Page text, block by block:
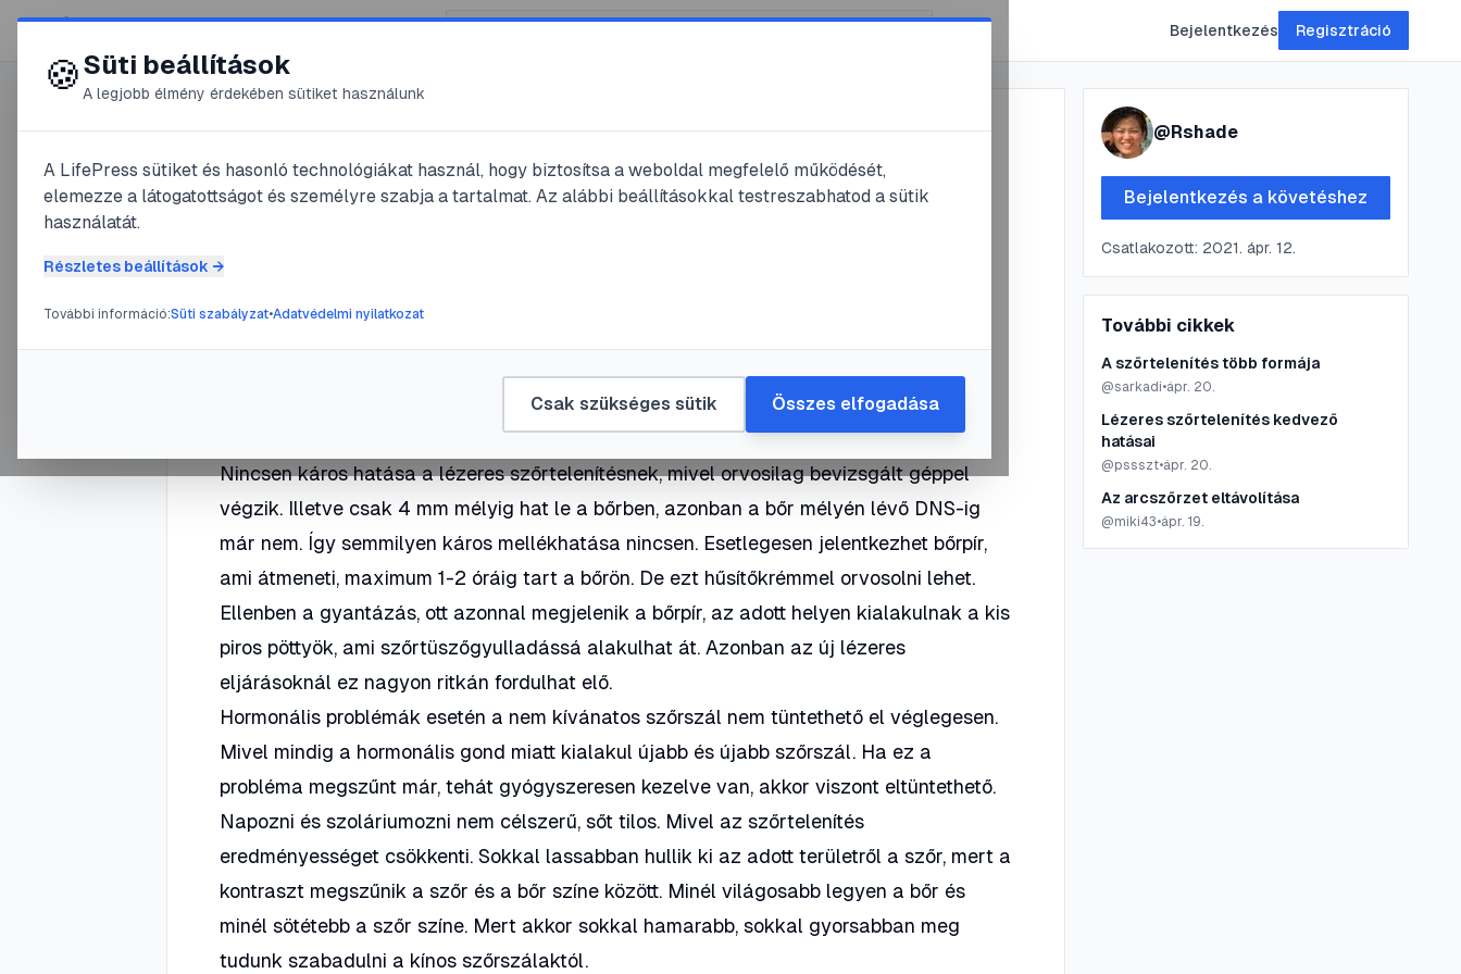
😍 LifePress Bejelentkezés Regisztráció
2021. április 12.·3perc olvasás
Szőrtelenítés
Nincsen káros hatása a lézeres szőrtelenítésnek, mivel orvosilag bevizsgált géppel
végzik. Illetve csak 4 mm mélyig hat le a bőrben, azonban a bőr mélyén lévő DNS-ig
már nem. Így semmilyen káros mellékhatása nincsen. Esetlegesen jelentkezhet bőrpír,
ami átmeneti, maximum 1-2 óráig tart a bőrön. De ezt hűsítőkrémmel orvosolni lehet.
Ellenben a gyantázás, ott azonnal megjelenik a bőrpír, az adott helyen kialakulnak a kis
piros pöttyök, ami szőrtüszőgyulladássá alakulhat át. Azonban az új lézeres
eljárásoknál ez nagyon ritkán fordulhat elő.
Hormonális problémák esetén a nem kívánatos szőrszál nem tüntethető el véglegesen.
Mivel mindig a hormonális gond miatt kialakul újabb és újabb szőrszál. Ha ez a
probléma megszűnt már, tehát gyógyszeresen kezelve van, akkor viszont eltüntethető.
Napozni és szoláriumozni nem célszerű, sőt tilos. Mivel az szőrtelenítés
eredményességet csökkenti. Sokkal lassabban hullik ki az adott területről a szőr, mert a
kontraszt megszűnik a szőr és a bőr színe között. Minél világosabb legyen a bőr és
minél sötétebb a szőr színe. Mert akkor sokkal hamarabb, sokkal gyorsabban meg
tudunk szabadulni a kínos szőrszálaktól.
@Rshade
Bejelentkezés a követéshez
Csatlakozott: 2021. ápr. 12.
További cikkek
A szőrtelenítés több formája
@sarkadi•ápr. 20.
Lézeres szőrtelenítés kedvező
hatásai
@pssszt•ápr. 20.
Az arcszőrzet eltávolítása
@miki43•ápr. 19.
🍪Süti beállítások
A legjobb élmény érdekében sütiket használunk
A LifePress sütiket és hasonló technológiákat használ, hogy biztosítsa a weboldal megfelelő működését,
elemezze a látogatottságot és személyre szabja a tartalmat. Az alábbi beállításokkal testreszabhatod a sütik
használatát.
Részletes beállítások →
További információ:Süti szabályzat•Adatvédelmi nyilatkozat
Csak szükséges sütik Összes elfogadása